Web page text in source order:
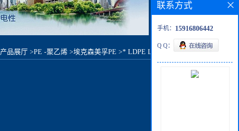
产品展厅 >PE -聚乙烯 >埃克森美孚PE >* LDPE LD 506.07 LDPE
联系方式
手机： 15916806442
Q Q：